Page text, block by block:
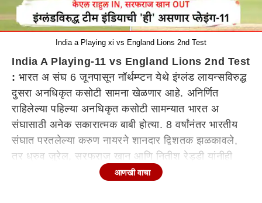
India a Playing xi vs England Lions 2nd Test
India A Playing-11 vs England Lions 2nd Test
: भारत अ संघ 6 जूनपासून नॉर्थम्प्टन येथे इंग्लंड लायन्सविरुद्ध
दुसरा अनधिकृत कसोटी सामना खेळणार आहे. अनिर्णित
राहिलेल्या पहिल्या अनधिकृत कसोटी सामन्यात भारत अ
संघासाठी अनेक सकारात्मक बाबी होत्या. 8 वर्षांनंतर भारतीय
संघात परतलेल्या करुण नायरने शानदार द्विशतक झळकावले,
तर ध्रुव जुरेल, सरफराज खान आणि नितीश रेड्डी यांनीही
फलंदाजीतून चांगली कामगिरी केली. सरफराज मुख्य भारतीय
आणखी वाचा